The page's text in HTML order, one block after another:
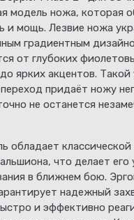
модель ножа, которая
и мощь. Лезвие ножа
градиентным
от глубоких
ярких акцентов. Такой
придаёт ножу
не останется
обладает классической
что делает его
в ближнем бою.
надежный
и эффективно